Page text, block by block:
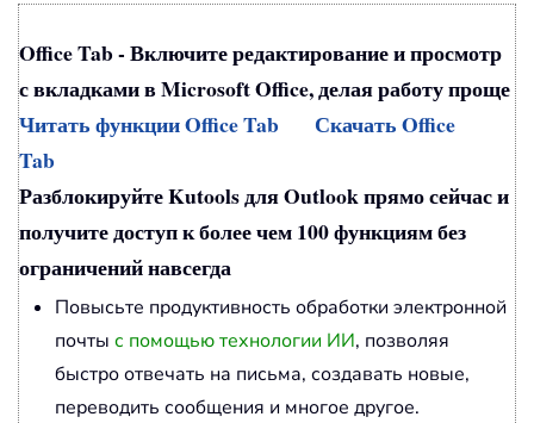
Office Tab - Включите редактирование и просмотр
с вкладками в Microsoft Office, делая работу проще
Читать функции Office Tab
Скачать Office
Tab
Разблокируйте Kutools для Outlook прямо сейчас и
получите доступ к более чем 100 функциям без
ограничений навсегда
Повысьте продуктивность обработки электронной
почты с помощью технологии ИИ, позволяя
быстро отвечать на письма, создавать новые,
переводить сообщения и многое другое.